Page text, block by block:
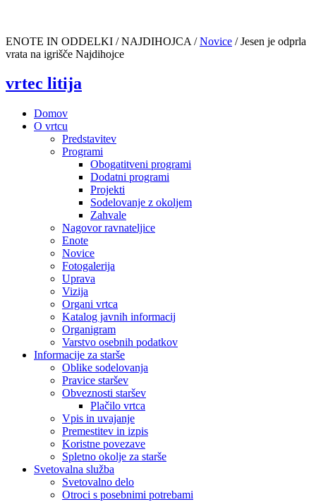
ENOTE IN ODDELKI / NAJDIHOJCA /Novice /Jesen je odprla
vrata na igrišče Najdihojce
vrtec litija
Domov
O vrtcu
Predstavitev
Programi
Obogatitveni programi
Dodatni programi
Projekti
Sodelovanje z okoljem
Zahvale
Nagovor ravnateljice
Enote
Novice
Fotogalerija
Uprava
Vizija
Organi vrtca
Katalog javnih informacij
Organigram
Varstvo osebnih podatkov
Informacije za starše
Oblike sodelovanja
Pravice staršev
Obveznosti staršev
Plačilo vrtca
Vpis in uvajanje
Premestitev in izpis
Koristne povezave
Spletno okolje za starše
Svetovalna služba
Svetovalno delo
Otroci s posebnimi potrebami